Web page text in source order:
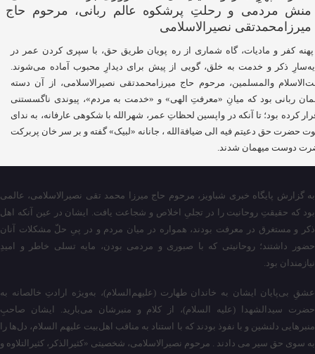
کفر و مادیات، گاه شماری از ره پویان طریق حق، با سپری کردن عمر در
ذکر و خدمت به خلق، گویی از پیش برای دیدارِ محبوب آماده می‌شوند.
والمسلمین، مرحوم حاج میرزامحمدتقی نصیرالاسلامی، از آن دسته
ربانی بود که میانِ «معرفتِ الهی» و «خدمت به مردم»، پیوندی ناگسستنی
کرده بود؛ تا آنکه در واپسین لحظاتِ عمر، شهرالله با شکوهی عارفانه، به ندای
حضرت حق دعیتم فیه الی ضیافةالله ، جانانه «لبیک» گفته و بر سر خان پربرکت
دوست میهمان شدند.
به گزارش پایگاه خبری شباویز، مرحوم حاج میرزا محمد تقی نصیرالاسلامی، عالمی
بود که حقیقتِ روحانیت را در تجلیِ اخلاص و شجاعت یافت. ایشان در عین آنکه اهل
ذکر و مستغرق در معرفت بودند، همواره در میان مردم و در پیِ حلّ مشکلات آنان
حضور داشتند؛ روحانیتی که با صبوری و مردمی بودن، مایه تسلی خاطر و امیدِ
نیازمندان بود.
عشقِ بی‌پایان ایشان به خاندان طهارت (علیهم‌السلام)، به‌ویژه ارادتِ خالصانه به
حضرت سیدالشهدا (علیه السلام)، از کلام و منبرشان می‌بارید. ایشان صاحبِ
منبرهایی دلنشین و با نفوذ بودند که با استناد به مناقب اهل‌بیت علیهم السلام، دل‌ها را
به سوی حق سیر می دادند . مرحوم نصیرالاسلامی، شخصیتی «کثیرالذکر، کثیرالتلاوه و